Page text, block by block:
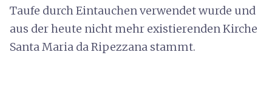
Taufe durch Eintauchen verwendet wurde und
aus der heute nicht mehr existierenden Kirche
Santa Maria da Ripezzana stammt.